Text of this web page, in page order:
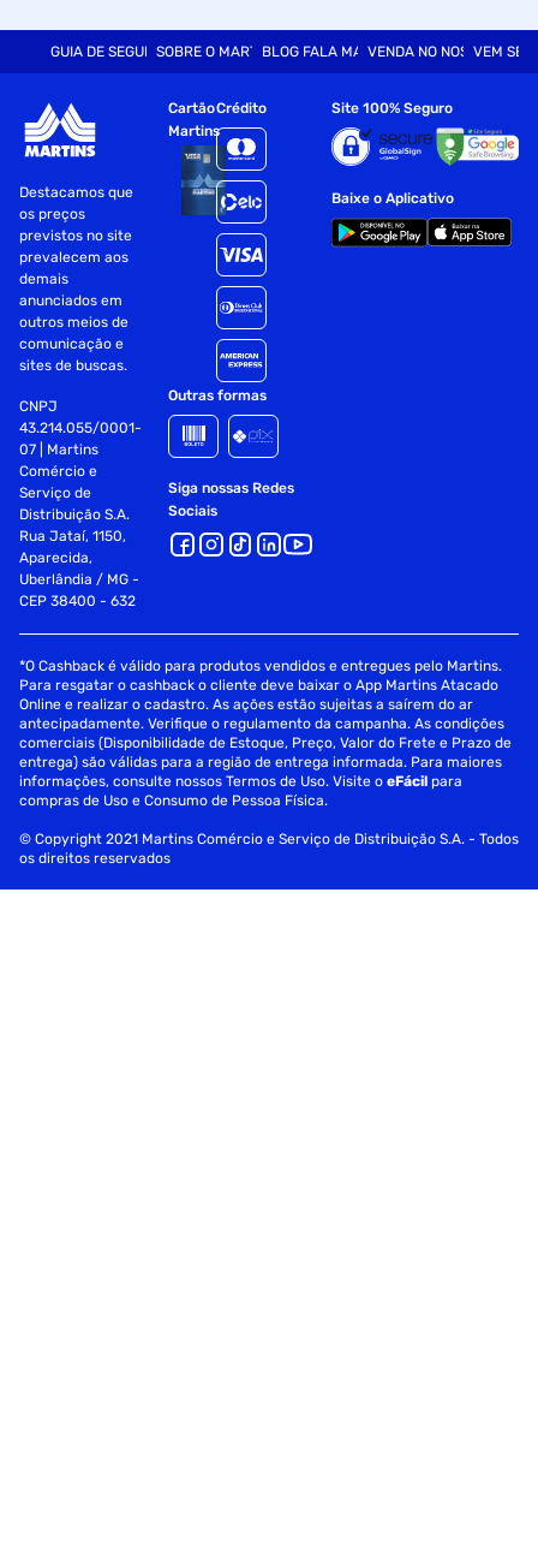
GUIA DE SEGURANÇASOBRE O MARTINSBLOG FALA MARTVENDA NO NOSSO SITE
VEM SER
Destacamos que
os preços
previstos no site
prevalecem aos
demais
anunciados em
outros meios de
comunicação e
sites de buscas.
CNPJ
43.214.055/0001-
07 | Martins
Comércio e
Serviço de
Distribuição S.A.
Rua Jataí, 1150,
Aparecida,
Uberlândia / MG -
CEP 38400 - 632
Cartão
Martins
Crédito
Outras formas
Siga nossas Redes
Sociais
Site 100% Seguro
Baixe o Aplicativo
*O Cashback é válido para produtos vendidos e entregues pelo Martins.
Para resgatar o cashback o cliente deve baixar o App Martins Atacado
Online e realizar o cadastro. As ações estão sujeitas a saírem do ar
antecipadamente. Verifique o regulamento da campanha. As condições
comerciais (Disponibilidade de Estoque, Preço, Valor do Frete e Prazo de
entrega) são válidas para a região de entrega informada. Para maiores
informações, consulte nossos Termos de Uso. Visite oeFácil para
compras de Uso e Consumo de Pessoa Física.
© Copyright 2021 Martins Comércio e Serviço de Distribuição S.A. - Todos
os direitos reservados